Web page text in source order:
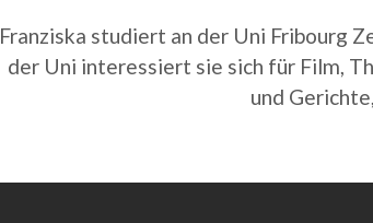
Franziska studiert an der Uni Fribourg
der Uni interessiert sie sich für Film,
und